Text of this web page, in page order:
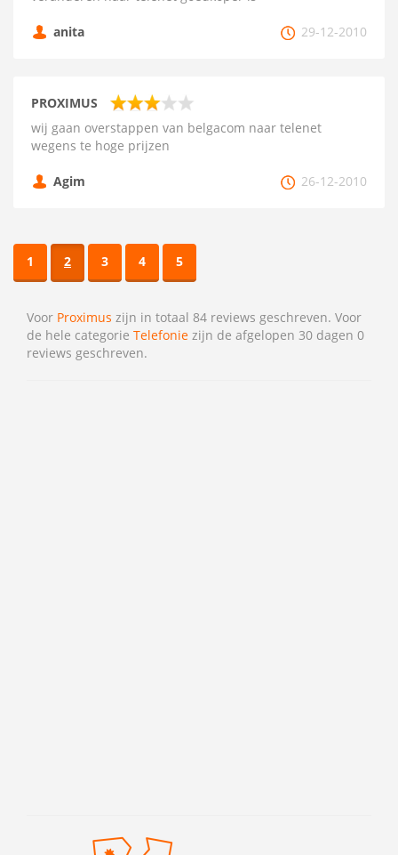
anita 29-12-2010
PROXIMUS
wij gaan overstappen van belgacom naar telenet
wegens te hoge prijzen
Agim 26-12-2010
1 2 3 4 5
Voor Proximus zijn in totaal 84 reviews geschreven. Voor
de hele categorie Telefonie zijn de afgelopen 30 dagen 0
reviews geschreven.